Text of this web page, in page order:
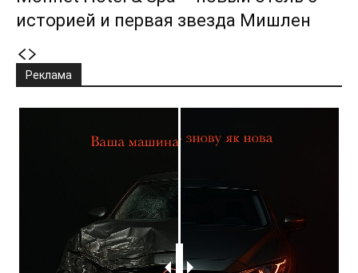
историей и первая звезда Мишлен
Реклама